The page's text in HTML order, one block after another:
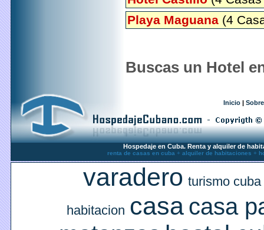
Playa Maguana (4
Buscas un Hotel
Inicio |
Hospedaje en Cuba. Renta y alquiler de
renta de casas en cuba + alquiler de habitaciones +
varadero turismo cuba
habitacion casa casa